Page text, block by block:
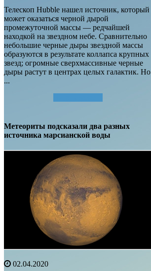
Телескоп Hubble нашел источник, который
может оказаться черной дырой
промежуточной массы — редчайшей
находкой на звездном небе. Сравнительно
небольшие черные дыры звездной массы
образуются в результате коллапса крупных
звезд; огромные сверхмассивные черные
дыры растут в центрах целых галактик. Но
...
Метеориты подсказали два разных
источника марсианской воды
02.04.2020